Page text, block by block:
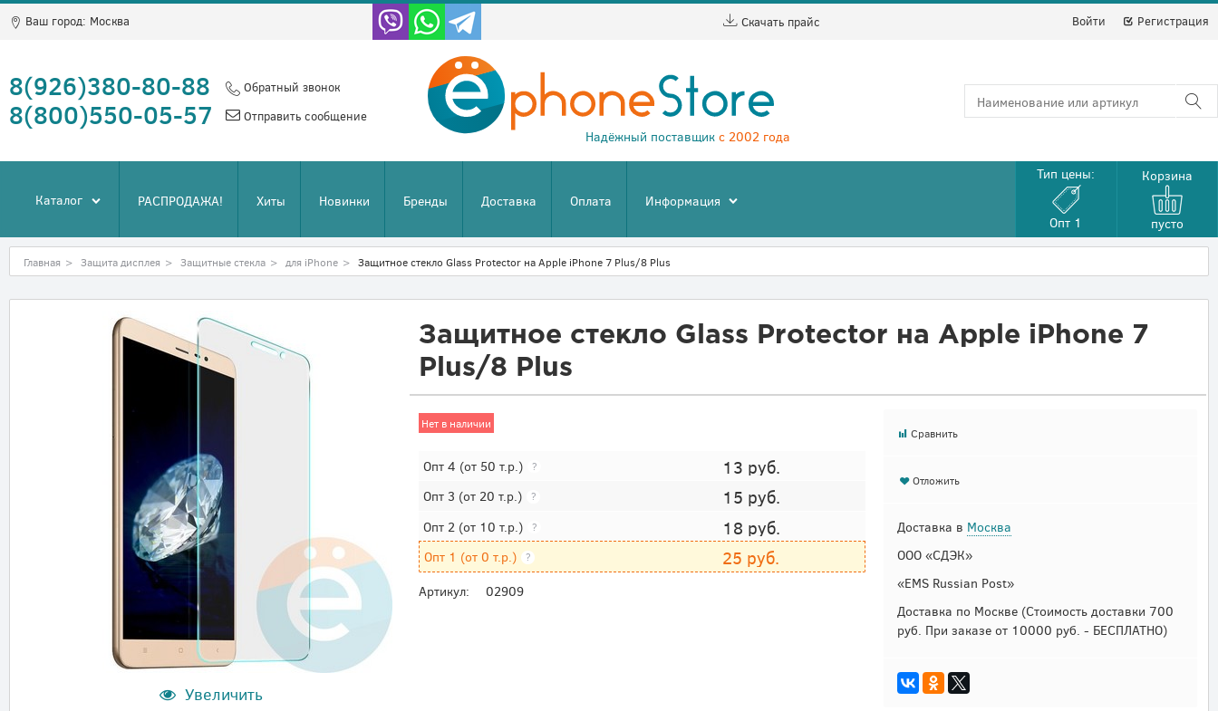
Ваш город: Москва Скачать прайс Войти Регистрация
8(926)380-80-88
8(800)550-05-57
Обратный звонок
Отправить сообщение
Надёжный поставщик с 2002 года
Каталог РАСПРОДАЖА! Хиты Новинки Бренды Доставка Оплата Информация
Тип цены:
Опт 1
Корзина
пусто
Главная > Защита дисплея > Защитные стекла > для iPhone > Защитное стекло Glass Protector на Apple iPhone 7 Plus/8 Plus
Увеличить
Защитное стекло Glass Protector на Apple iPhone 7
Plus/8 Plus
Нет в наличии
Опт 4 (от 50 т.р.) ? 13 руб.
Опт 3 (от 20 т.р.) ? 15 руб.
Опт 2 (от 10 т.р.) ? 18 руб.
Опт 1 (от 0 т.р.) ? 25 руб.
Артикул: 02909
Сравнить
Отложить
Доставка в Москва
ООО «СДЭК»
«EMS Russian Post»
Доставка по Москве (Стоимость доставки 700
руб. При заказе от 10000 руб. - БЕСПЛАТНО)